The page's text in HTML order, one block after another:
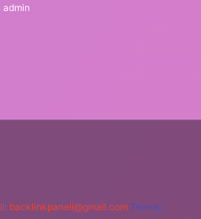
admin
backlinkpaneli@gmail.com Teams: